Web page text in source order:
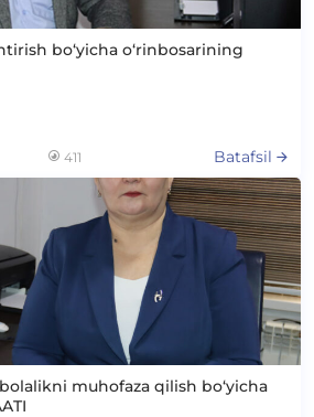
bo‘yicha o‘rinbosarining
411 Batafsil
muhofaza qilish bo‘yicha